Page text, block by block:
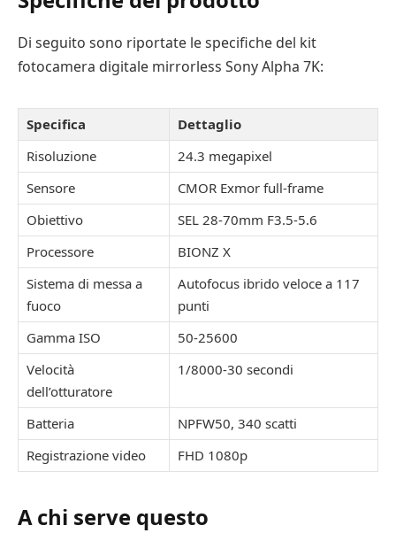
Di seguito sono riportate le specifiche del kit
fotocamera digitale mirrorless Sony Alpha 7K:
Specifica
Dettaglio
Risoluzione
24.3 megapixel
Sensore
CMOR Exmor full-frame
Obiettivo
SEL 28-70mm F3.5-5.6
Processore
BIONZ X
Sistema di messa a
fuoco
Autofocus ibrido veloce a 117
punti
Gamma ISO
50-25600
Velocità
dell’otturatore
1/8000-30 secondi
Batteria
NPFW50, 340 scatti
Registrazione video
FHD 1080p
A chi serve questo